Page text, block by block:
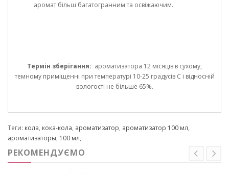
аромат більш багатогранним та освіжаючим.
Термін зберігання: ароматизатора 12 місяців в сухому,
темному приміщенні при температурі 10-25 градусів С і відносній
вологості не більше 65%.
Теги: кола, кока-кола, ароматизатор, ароматизатор 100 мл,
ароматизаторы, 100 мл,
РЕКОМЕНДУЄМО